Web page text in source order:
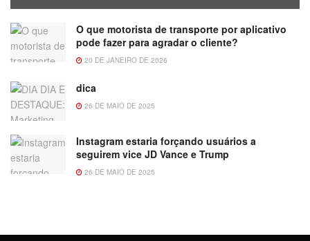
O que motorista de transporte por aplicativo
pode fazer para agradar o cliente?
20 DE JANEIRO DE 2026
dica
26 DE MAIO DE 2025
Instagram estaria forçando usuários a
seguirem vice JD Vance e Trump
26 DE MAIO DE 2025